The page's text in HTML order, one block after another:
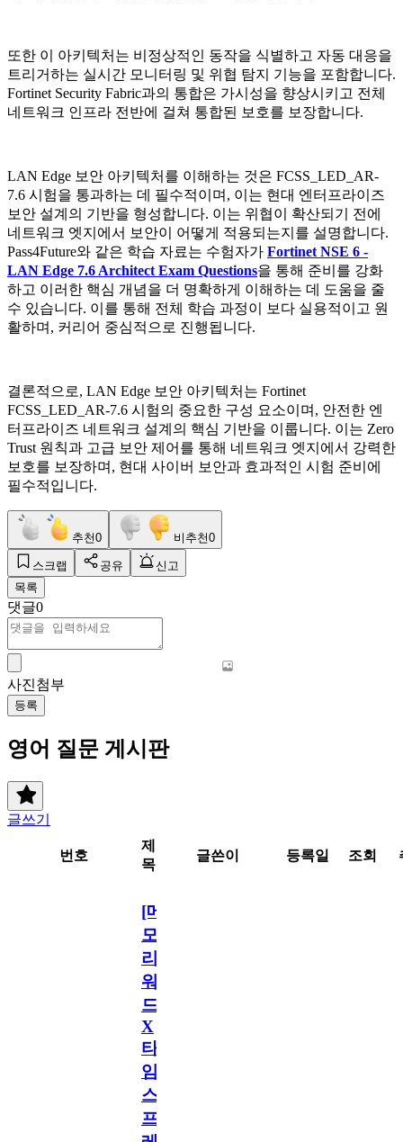
또한 이 아키텍처는 비정상적인 동작을 식별하고 자동 대응을
트리거하는 실시간 모니터링 및 위협 탐지 기능을 포함합니다.
Fortinet Security Fabric과의 통합은 가시성을 향상시키고 전체
네트워크 인프라 전반에 걸쳐 통합된 보호를 보장합니다.
LAN Edge 보안 아키텍처를 이해하는 것은 FCSS_LED_AR-
7.6 시험을 통과하는 데 필수적이며, 이는 현대 엔터프라이즈
보안 설계의 기반을 형성합니다. 이는 위협이 확산되기 전에
네트워크 엣지에서 보안이 어떻게 적용되는지를 설명합니다.
Pass4Future와 같은 학습 자료는 수험자가 Fortinet NSE 6 -
LAN Edge 7.6 Architect Exam Questions을 통해 준비를 강화
하고 이러한 핵심 개념을 더 명확하게 이해하는 데 도움을 줄
수 있습니다. 이를 통해 전체 학습 과정이 보다 실용적이고 원
활하며, 커리어 중심적으로 진행됩니다.
결론적으로, LAN Edge 보안 아키텍처는 Fortinet
FCSS_LED_AR-7.6 시험의 중요한 구성 요소이며, 안전한 엔
터프라이즈 네트워크 설계의 핵심 기반을 이룹니다. 이는 Zero
Trust 원칙과 고급 보안 제어를 통해 네트워크 엣지에서 강력한
보호를 보장하며, 현대 사이버 보안과 효과적인 시험 준비에
필수적입니다.
추천0 비추천0
스크랩 공유
신고
목록
댓글0
사진첨부
등록
영어 질문 게시판
글쓰기
번호
제
목
글쓴이 등록일 조회
[메
모
리
워
드
X
타
임
스
프